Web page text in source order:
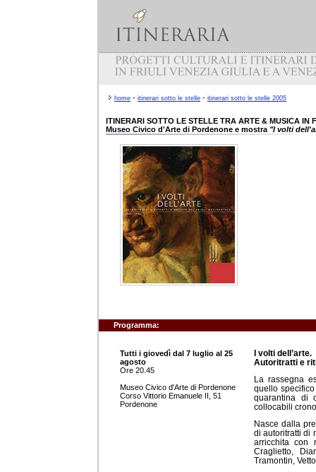
home - itinerari sotto le stelle - itinerari sotto le stelle 2005
ITINERARI SOTTO LE STELLE TRA ARTE & MUSICA IN
Museo Civico d'Arte di Pordenone e mostra "I volti
Programma:
Tutti i giovedì dal 7 luglio al 25
agosto
Ore 20.45
Museo Civico d'Arte di Pordenone
Corso Vittorio Emanuele II, 51
Pordenone
I volti dell’arte.
Autoritratti e
La rassegna
quello
quarantina di
collocabili
Nasce dalla
di autoritratti di
arricchita con
Craglietto,
Tramontin,